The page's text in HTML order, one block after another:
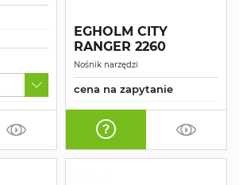
EGHOLM CITY
RANGER 2260
Nośnik narzędzi
cena na zapytanie